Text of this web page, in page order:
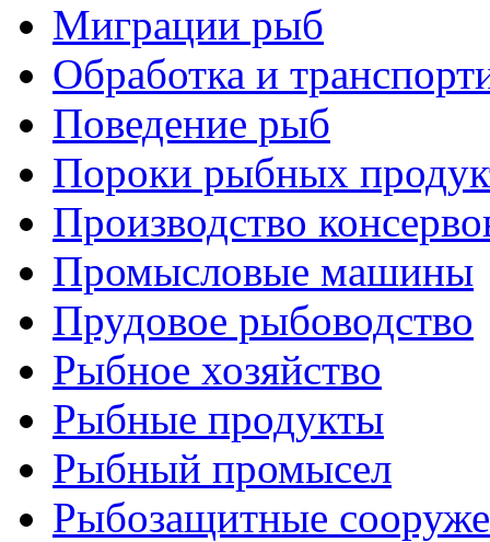
Миграции рыб
Обработка и
Поведение рыб
Пороки рыбных
Производство
Промысловые машины
Прудовое рыбоводство
Рыбное хозяйство
Рыбные продукты
Рыбный промысел
Рыбозащитные